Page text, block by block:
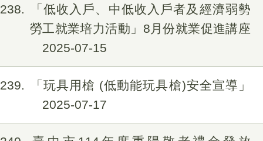
238
「低收入戶、中低收入戶者及經濟弱勢
勞工就業培力活動」8月份就業促進講座
2025-07-15
239
「玩具用槍 (低動能玩具槍)安全宣導」
2025-07-17